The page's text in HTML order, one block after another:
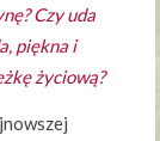
Czy uda
piękna i
życiową?